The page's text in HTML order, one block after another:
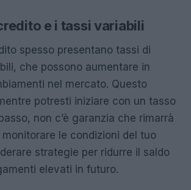
e i tassi variabili
spesso presentano tassi di
che possono aumentare in
nel mercato. Questo
potresti iniziare con un tasso
non c’è garanzia che rimarrà
le condizioni del tuo
strategie per ridurre il saldo
elevati in futuro.